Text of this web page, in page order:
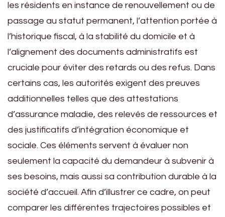
les résidents en instance de renouvellement ou de
passage au statut permanent, l’attention portée à
l’historique fiscal, à la stabilité du domicile et à
l’alignement des documents administratifs est
cruciale pour éviter des retards ou des refus. Dans
certains cas, les autorités exigent des preuves
additionnelles telles que des attestations
d’assurance maladie, des relevés de ressources et
des justificatifs d’intégration économique et
sociale. Ces éléments servent à évaluer non
seulement la capacité du demandeur à subvenir à
ses besoins, mais aussi sa contribution durable à la
société d’accueil. Afin d’illustrer ce cadre, on peut
comparer les différentes trajectoires possibles et